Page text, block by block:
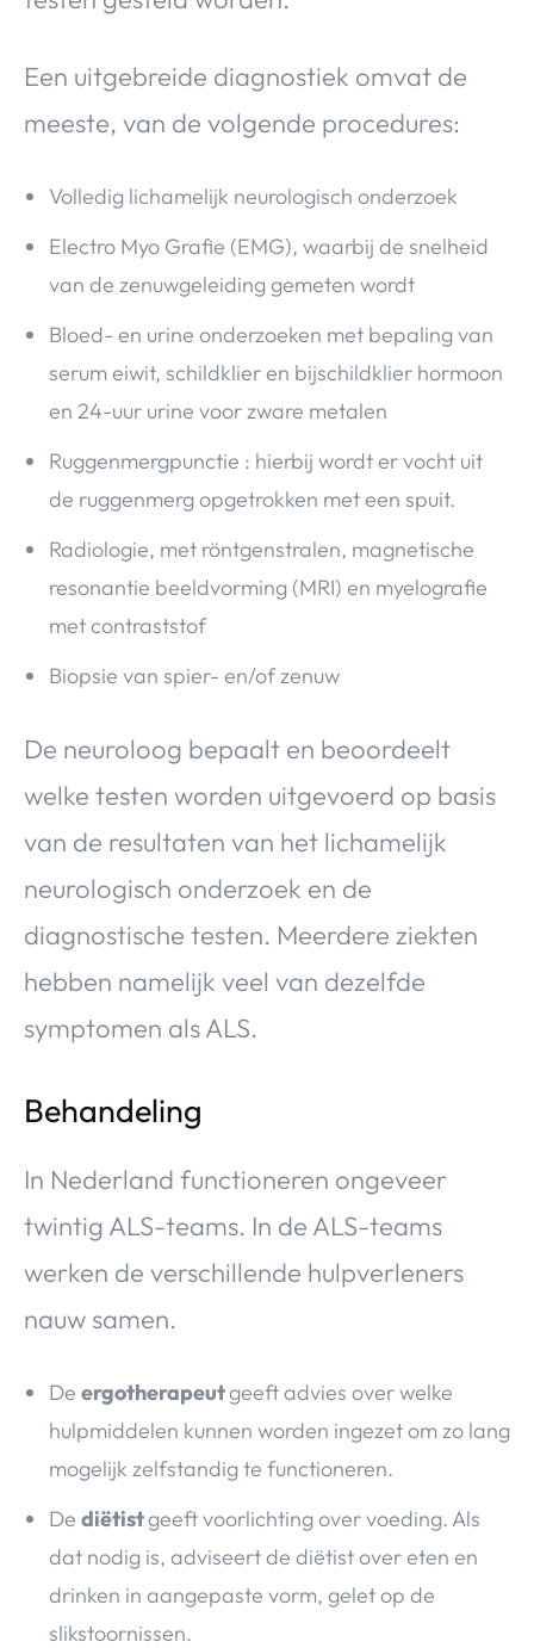
Een uitgebreide diagnostiek omvat de
meeste, van de volgende procedures:
Volledig lichamelijk neurologisch onderzoek
Electro Myo Grafie (EMG), waarbij de snelheid
van de zenuwgeleiding gemeten wordt
Bloed- en urine onderzoeken met bepaling van
serum eiwit, schildklier en bijschildklier hormoon
en 24-uur urine voor zware metalen
Ruggenmergpunctie : hierbij wordt er vocht uit
de ruggenmerg opgetrokken met een spuit.
Radiologie, met röntgenstralen, magnetische
resonantie beeldvorming (MRI) en myelografie
met contraststof
Biopsie van spier- en/of zenuw
De neuroloog bepaalt en beoordeelt
welke testen worden uitgevoerd op basis
van de resultaten van het lichamelijk
neurologisch onderzoek en de
diagnostische testen. Meerdere ziekten
hebben namelijk veel van dezelfde
symptomen als ALS.
Behandeling
In Nederland functioneren ongeveer
twintig ALS-teams. In de ALS-teams
werken de verschillende hulpverleners
nauw samen.
De ergotherapeutgeeft advies over welke
hulpmiddelen kunnen worden ingezet om zo lang
mogelijk zelfstandig te functioneren.
De diëtistgeeft voorlichting over voeding. Als
dat nodig is, adviseert de diëtist over eten en
drinken in aangepaste vorm, gelet op de
slikstoornissen.